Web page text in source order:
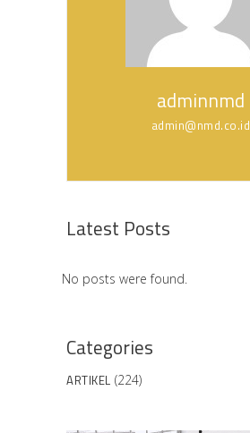
adminnmd
admin@nmd.co.id
Latest Posts
No posts were found.
Categories
ARTIKEL (224)